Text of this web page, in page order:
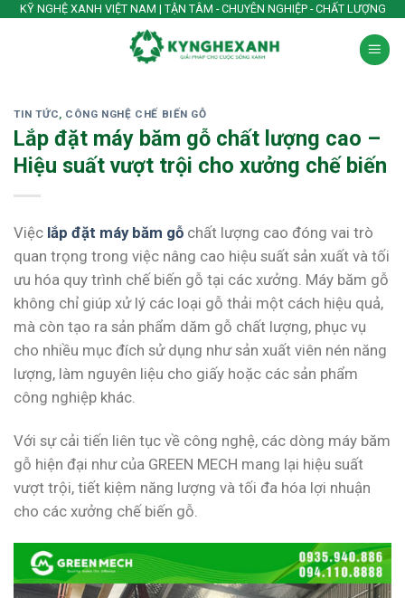
SkipKỸ NGHỆ XANH VIỆT NAM | TẬN TÂM - CHUYÊN NGHIỆP - CHẤT LƯỢNG
TIN TỨC, CÔNG NGHỆ CHẾ BIẾN GỖ
Lắp đặt máy băm gỗ chất lượng cao –
Hiệu suất vượt trội cho xưởng chế biến
Việc lắp đặt máy băm gỗ chất lượng cao đóng vai trò
quan trọng trong việc nâng cao hiệu suất sản xuất và tối
ưu hóa quy trình chế biến gỗ tại các xưởng. Máy băm gỗ
không chỉ giúp xử lý các loại gỗ thải một cách hiệu quả,
mà còn tạo ra sản phẩm dăm gỗ chất lượng, phục vụ
cho nhiều mục đích sử dụng như sản xuất viên nén năng
lượng, làm nguyên liệu cho giấy hoặc các sản phẩm
công nghiệp khác.
Với sự cải tiến liên tục về công nghệ, các dòng máy băm
gỗ hiện đại như của GREEN MECH mang lại hiệu suất
vượt trội, tiết kiệm năng lượng và tối đa hóa lợi nhuận
cho các xưởng chế biến gỗ.